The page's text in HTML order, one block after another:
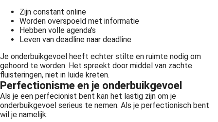
Zijn constant online
Worden overspoeld met informatie
Hebben volle agenda's
Leven van deadline naar deadline
Je onderbuikgevoel heeft echter stilte en ruimte nodig om
gehoord te worden. Het spreekt door middel van zachte
fluisteringen, niet in luide kreten.
Perfectionisme en je onderbuikgevoel
Als je een perfecionist bent kan het lastig zijn om je
onderbuikgevoel serieus te nemen. Als je perfectionisch bent
wil je namelijk: